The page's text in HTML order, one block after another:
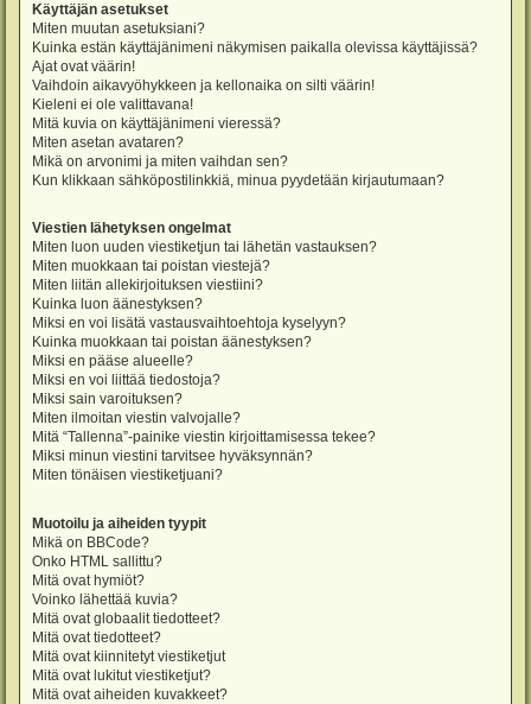
Käyttäjän asetukset
Miten muutan asetuksiani?
Kuinka estän käyttäjänimeni näkymisen paikalla olevissa käyttäjissä?
Ajat ovat väärin!
Vaihdoin aikavyöhykkeen ja kellonaika on silti väärin!
Kieleni ei ole valittavana!
Mitä kuvia on käyttäjänimeni vieressä?
Miten asetan avataren?
Mikä on arvonimi ja miten vaihdan sen?
Kun klikkaan sähköpostilinkkiä, minua pyydetään kirjautumaan?
Viestien lähetyksen ongelmat
Miten luon uuden viestiketjun tai lähetän vastauksen?
Miten muokkaan tai poistan viestejä?
Miten liitän allekirjoituksen viestiini?
Kuinka luon äänestyksen?
Miksi en voi lisätä vastausvaihtoehtoja kyselyyn?
Kuinka muokkaan tai poistan äänestyksen?
Miksi en pääse alueelle?
Miksi en voi liittää tiedostoja?
Miksi sain varoituksen?
Miten ilmoitan viestin valvojalle?
Mitä “Tallenna”-painike viestin kirjoittamisessa tekee?
Miksi minun viestini tarvitsee hyväksynnän?
Miten tönäisen viestiketjuani?
Muotoilu ja aiheiden tyypit
Mikä on BBCode?
Onko HTML sallittu?
Mitä ovat hymiöt?
Voinko lähettää kuvia?
Mitä ovat globaalit tiedotteet?
Mitä ovat tiedotteet?
Mitä ovat kiinnitetyt viestiketjut
Mitä ovat lukitut viestiketjut?
Mitä ovat aiheiden kuvakkeet?